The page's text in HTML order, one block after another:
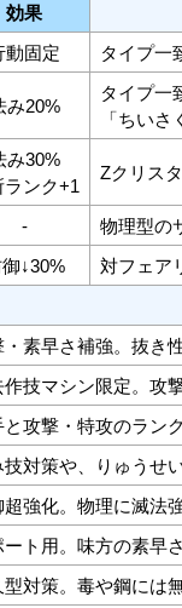
効果
動固定 タイプ一
み20%
タイプ一
「ちい
み30%
ランク+1
Zクリス
-
物理型の
↓30%
対フェア
・素早さ補強。抜き
作技マシン限定。攻
と攻撃・特攻のラン
技対策や、りゅうせ
超強化。物理に滅法
ト用。味方の素早さ
対策。毒や鋼には無